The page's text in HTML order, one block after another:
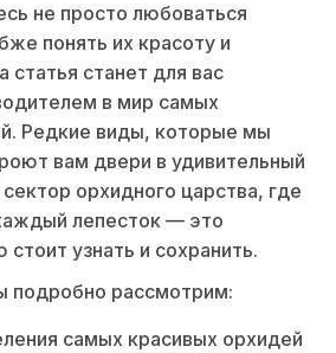
не просто любоваться
понять их красоту и
статья станет для вас
в мир самых
Редкие виды, которые мы
вам двери в удивительный
орхидного царства, где
лепесток — это
узнать и сохранить.
подробно рассмотрим:
самых красивых орхидей